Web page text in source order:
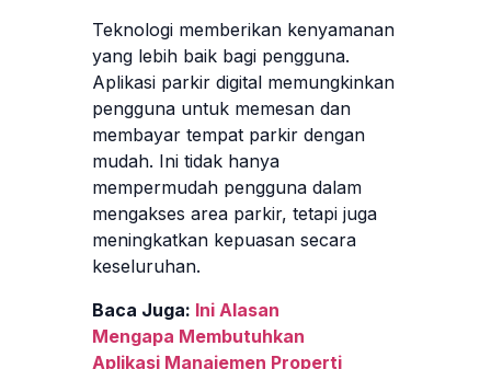
Teknologi memberikan kenyamanan
yang lebih baik bagi pengguna.
Aplikasi parkir digital memungkinkan
pengguna untuk memesan dan
membayar tempat parkir dengan
mudah. Ini tidak hanya
mempermudah pengguna dalam
mengakses area parkir, tetapi juga
meningkatkan kepuasan secara
keseluruhan.
Baca Juga: Ini Alasan
Mengapa Membutuhkan
Aplikasi Manajemen Properti